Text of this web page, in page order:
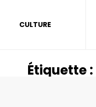
CULTURE
Étiquette :